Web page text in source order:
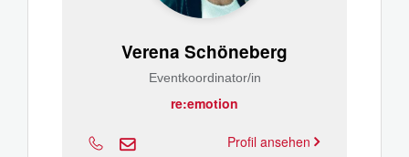
Verena Schöneberg
Eventkoordinator/in
re:emotion
Profil ansehen